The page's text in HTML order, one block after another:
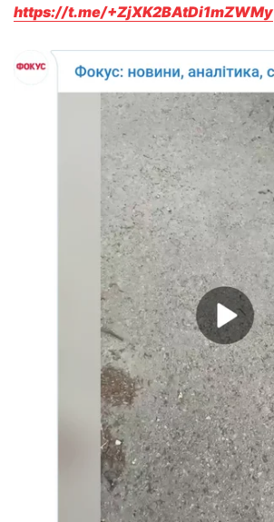
https://t.me/+ZjXK2BAtDi1mZWMy